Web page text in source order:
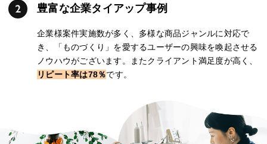
豊富な企業タイアップ事例
企業様案件実施数が多く、多様な商品ジャンルに対応で
き、「ものづくり」を愛するユーザーの興味を喚起させる
ノウハウがございます。またクライアント満足度が高く、
リピート率は78％です。